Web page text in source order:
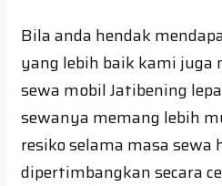
Bila anda hendak
yang lebih baik kami juga
sewa mobil Jatibening
sewanya memang lebih
resiko selama masa sewa
dipertimbangkan secara